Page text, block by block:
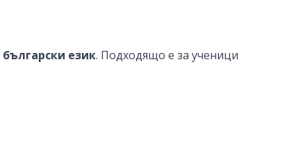
български език. Подходящо е за ученици